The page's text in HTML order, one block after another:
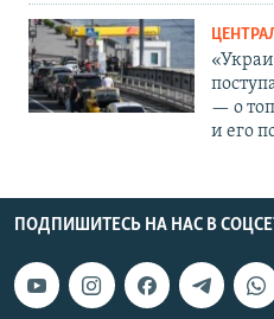
— о
и его
ПОДПИШИТЕСЬ НА НАС В